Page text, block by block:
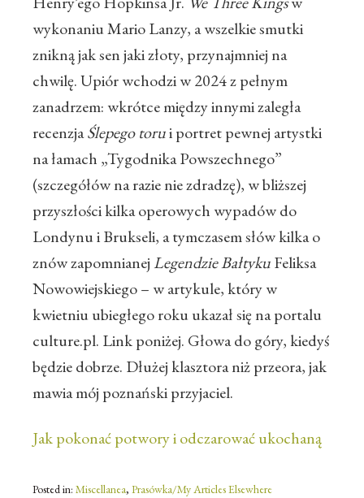
wykonaniu Mario Lanzy, a wszelkie smutki
znikną jak sen jaki złoty, przynajmniej na
chwilę. Upiór wchodzi w 2024 z pełnym
zanadrzem: wkrótce między innymi zaległa
recenzjaŚlepego torui portret pewnej artystki
na łamach „Tygodnika Powszechnego”
(szczegółów na razie nie zdradzę), w bliższej
przyszłości kilka operowych wypadów do
Londynu i Brukseli, a tymczasem słów kilka o
znów zapomnianejLegendzie BałtykuFeliksa
Nowowiejskiego – w artykule, który w
kwietniu ubiegłego roku ukazał się na portalu
culture.pl. Link poniżej. Głowa do góry, kiedyś
będzie dobrze. Dłużej klasztora niż przeora, jak
mawia mój poznański przyjaciel.
Jak pokonać potwory i odczarować ukochaną
Posted in: Miscellanea, Prasówka/My Articles Elsewhere